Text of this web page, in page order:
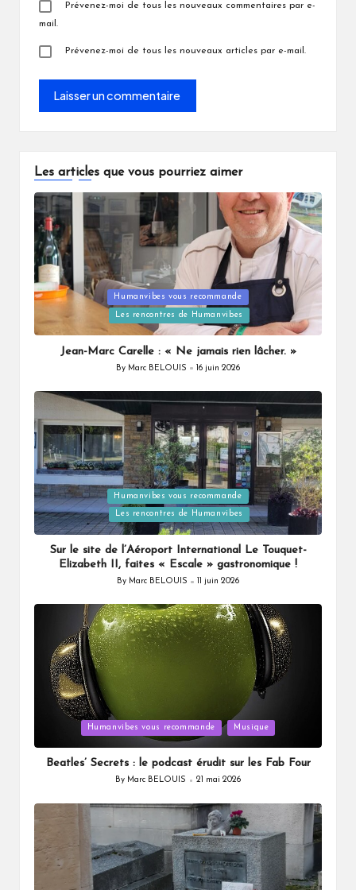
Prévenez-moi de tous les nouveaux commentaires par e-
mail.
Prévenez-moi de tous les nouveaux articles par e-mail.
Les articles que vous pourriez aimer
Posted
Humanvibes vous recommande
Les rencontres de Humanvibes
Jean-Marc Carelle : « Ne jamais rien lâcher. »
Posted
By Marc BELOUIS 16 juin 2026
Posted
in
Humanvibes vous recommande
Les rencontres de Humanvibes
Sur le site de l’Aéroport International Le Touquet-
Elizabeth II, faites « Escale » gastronomique !
Posted
By Marc BELOUIS 11 juin 2026
Humanvibes vous recommande Musique
Beatles’ Secrets : le podcast érudit sur les Fab Four
Posted
By Marc BELOUIS 21 mai 2026